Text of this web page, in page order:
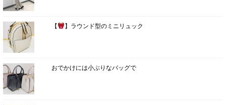
【 】ラウンド型のミニリュック
おでかけには小ぶりなバッグで